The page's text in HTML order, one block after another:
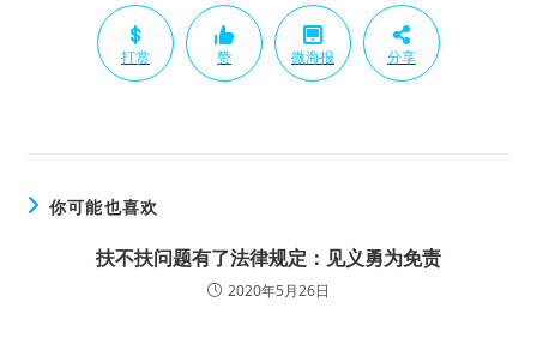
打赏 赞 微海报 分享
你可能也喜欢
扶不扶问题有了法律规定：见义勇为免责
2020年5月26日